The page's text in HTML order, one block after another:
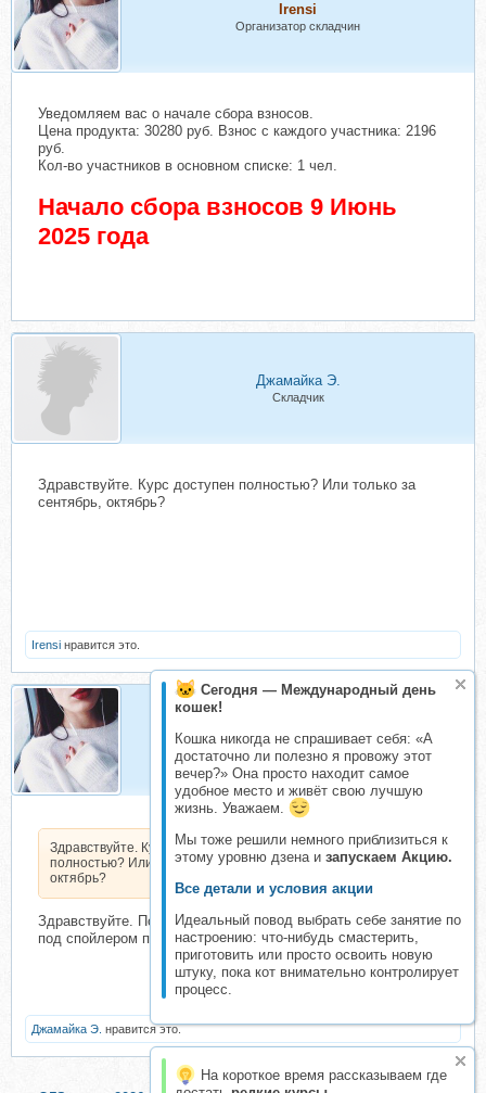
Сегодня — Международный день
кошек!
Кошка никогда не спрашивает себя: «А
достаточно ли полезно я провожу этот
вечер?» Она просто находит самое
удобное место и живёт свою лучшую
жизнь. Уважаем.
Мы тоже решили немного приблизиться к
этому уровню дзена и запускаем Акцию.
Все детали и условия акции
Идеальный повод выбрать себе занятие по
настроению: что-нибудь смастерить,
приготовить или просто освоить новую
штуку, пока кот внимательно контролирует
процесс.
На короткое время рассказываем где
Irensi
Организатор складчин
Уведомляем вас о начале сбора взносов.
Цена продукта: 30280 руб. Взнос с каждого участника: 2196
руб.
Кол-во участников в основном списке: 1 чел.
Начало сбора взносов 9 Июнь
2025 года
Джамайка Э.
Складчик
Здравствуйте. Курс доступен полностью? Или только за
сентябрь, октябрь?
Irensi нравится это.
Irensi
Организатор складчин
Здравствуйте. Курс доступен
полностью? Или только за сентябрь,
октябрь?
Здравствуйте. Полностью с сентября по май включительно,
под спойлером полная информация
Джамайка Э. нравится это.